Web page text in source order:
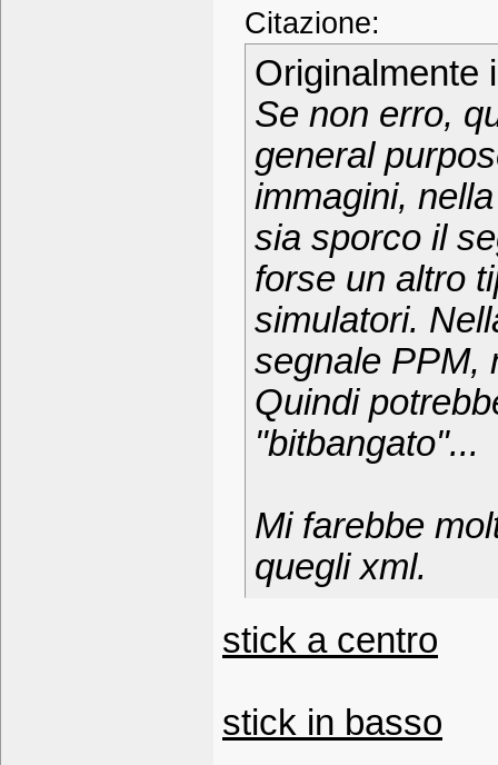
Citazione:
Originalmente
Se non erro,
general
immagini,
sia sporco il
forse un altro
simulatori.
segnale PPM,
Quindi
"bitbangato"...
Mi farebbe
quegli xml.
stick a centro
stick in basso